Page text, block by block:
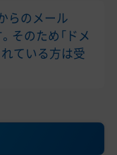
らのメール
そのため「ドメ
ている方は受